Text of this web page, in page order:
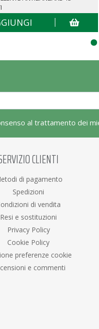
al trattamento dei
CLIENTI
di pagamento
Spedizioni
di vendita
Resi e sostituzioni
Privacy Policy
Cookie Policy
preferenze cookie
e commenti